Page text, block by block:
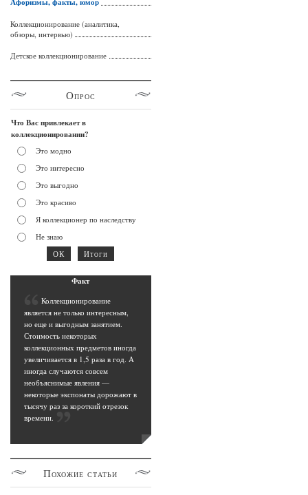
Коллекционирование (аналитика,
обзоры, интервью)
Детское коллекционирование
Опрос
Что Вас привлекает в
коллекционировании?
Это модно
Это интересно
Это выгодно
Это красиво
Я коллекционер по наследству
Не знаю
Факт
Коллекционирование
является не только интересным,
но еще и выгодным занятием.
Стоимость некоторых
коллекционных предметов иногда
увеличивается в 1,5 раза в год. А
иногда случаются совсем
необъяснимые явления —
некоторые экспонаты дорожают в
тысячу раз за короткий отрезок
времени.
Похожие статьи